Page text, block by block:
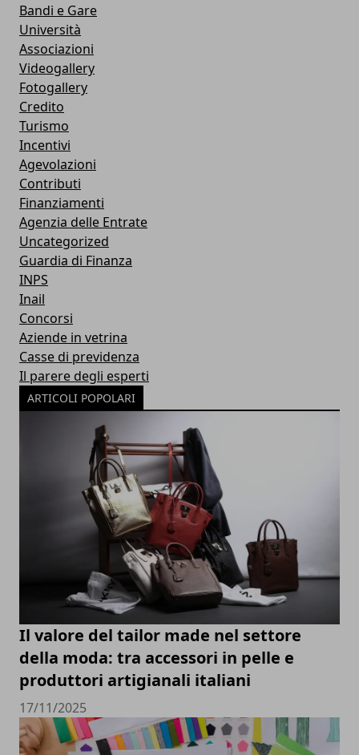
Bandi e Gare
Università
Associazioni
Videogallery
Fotogallery
Credito
Turismo
Incentivi
Agevolazioni
Contributi
Finanziamenti
Agenzia delle Entrate
Uncategorized
Guardia di Finanza
INPS
Inail
Concorsi
Aziende in vetrina
Casse di previdenza
Il parere degli esperti
ARTICOLI POPOLARI
Il valore del tailor made nel settore
della moda: tra accessori in pelle e
produttori artigianali italiani
17/11/2025